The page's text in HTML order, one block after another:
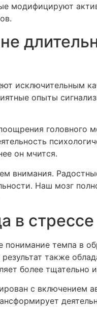
модифицируют
исключительным
опыты
головного
он мчится.
внимания.
Наш мозг
в
темпа в
также
более тщательно
с включением